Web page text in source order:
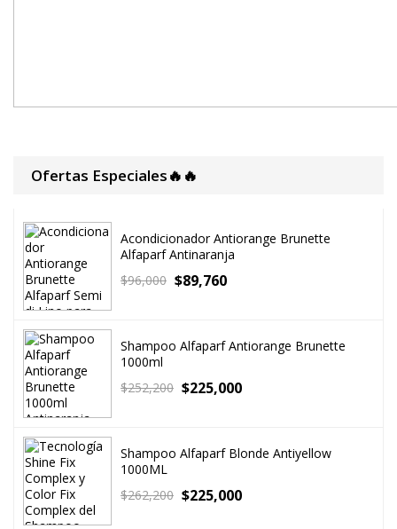
Ofertas Especiales🔥🔥
Acondicionador Antiorange Brunette
Alfaparf Antinaranja
$96,000 $89,760
Shampoo Alfaparf Antiorange Brunette
1000ml
$252,200 $225,000
Shampoo Alfaparf Blonde Antiyellow
1000ML
$262,200 $225,000